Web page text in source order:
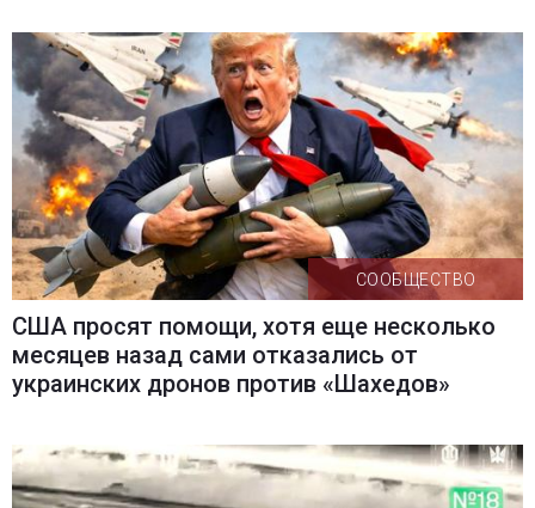
СООБЩЕСТВО
США просят помощи, хотя еще несколько
месяцев назад сами отказались от
украинских дронов против «Шахедов»